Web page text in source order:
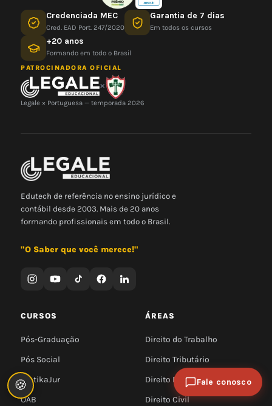
Credenciada MEC
Cred. EAD Port. 247/2020
Garantia de 7 dias
Em todos os cursos
+20 anos
Formando em todo o Brasil
PATROCINADORA OFICIAL
×
Legale × Portuguesa — temporada 2026
Edutech de referência no ensino jurídico e
contábil desde 2003. Mais de 20 anos
formando profissionais em todo o Brasil.
"O Saber que você merece!"
CURSOS
Pós-Graduação
Pós Social
PratikaJur
OAB
ÁREAS
Direito do Trabalho
Direito Tributário
Direito Penal
Direito Civil
🍪 Fale conosco